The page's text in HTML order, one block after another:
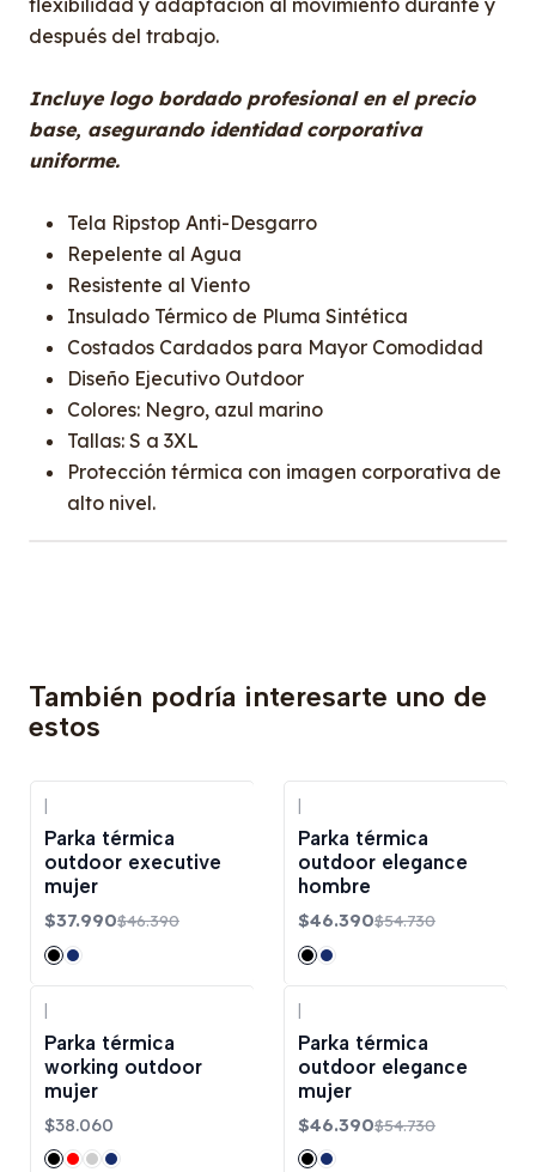
flexibilidad y adaptación al movimiento durante y
después del trabajo.
Incluye logo bordado profesional en el precio
base, asegurando identidad corporativa
uniforme.
Tela Ripstop Anti-Desgarro
Repelente al Agua
Resistente al Viento
Insulado Térmico de Pluma Sintética
Costados Cardados para Mayor Comodidad
Diseño Ejecutivo Outdoor
Colores: Negro, azul marino
Tallas: S a 3XL
Protección térmica con imagen corporativa de
alto nivel.
También podría interesarte uno de
estos
Parka térmica
outdoor executive
mujer
$37.990$46.390
Parka térmica
outdoor elegance
hombre
$46.390$54.730
|
Parka térmica
working outdoor
mujer
$38.060
|
Parka térmica
outdoor elegance
mujer
$46.390$54.730